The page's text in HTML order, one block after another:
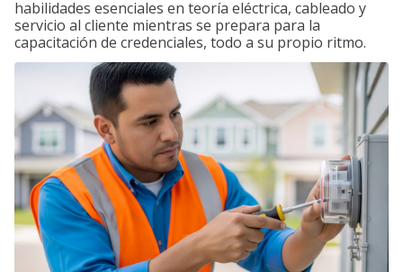
habilidades esenciales en teoría eléctrica, cableado y
servicio al cliente mientras se prepara para la
capacitación de credenciales, todo a su propio ritmo.